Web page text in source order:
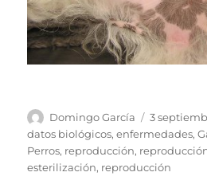
Autor
Domingo García
Publicado
el
3
datos biológicos,enfermedades,
Perros, reproducción,
esterilización, reproducción